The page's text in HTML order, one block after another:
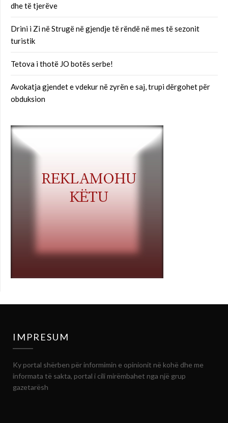
dhe të tjerëve
Drini i Zi në Strugë në gjendje të rëndë në mes të sezonit
turistik
Tetova i thotë JO botës serbe!
Avokatja gjendet e vdekur në zyrën e saj, trupi dërgohet për
obduksion
IMPRESUM
Ky portal shërben për informimin e opinionit në kohë dhe me
informata të sakta, portal i cili mirëmbahet nga një grup
gazetarësh